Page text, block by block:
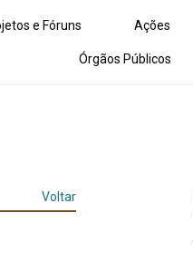
e Fóruns Ações
Órgãos Públicos
Voltar